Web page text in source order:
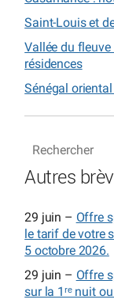
Saint-Louis et
Vallée du
résidences
Sénégal
Autres
29 juin – Offre
le tarif de votre
5 octobre 2026.
29 juin – Offre
sur la 1ʳᵉ nuit